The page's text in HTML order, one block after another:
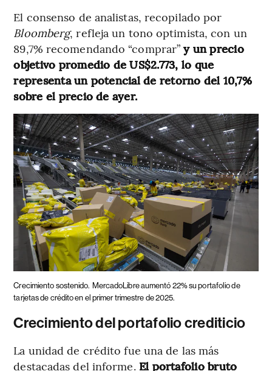
El consenso de analistas, recopilado por
Bloomberg, refleja un tono optimista, con un
89,7% recomendando “comprar”y un precio
objetivo promedio de US$2.773, lo que
representa un potencial de retorno del 10,7%
sobre el precio de ayer.
Crecimiento sostenido. MercadoLibre aumentó 22% su portafolio de
tarjetas de crédito en el primer trimestre de 2025.
Crecimiento del portafolio crediticio
La unidad de crédito fue una de las más
destacadas del informe. El portafolio bruto